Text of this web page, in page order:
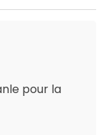
pour la